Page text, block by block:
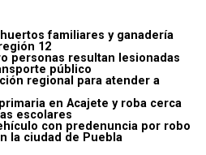
familiares y ganadería
12
personas resultan lesionadas
público
regional para atender a
en Acajete y roba cerca
escolares
con predenuncia por robo
la ciudad de Puebla